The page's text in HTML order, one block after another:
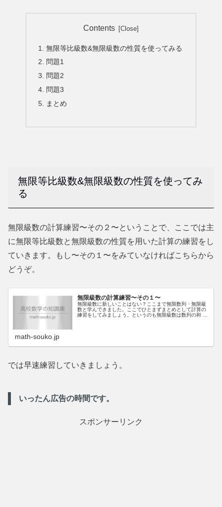
Contents
無限等比級数&無限級数の性質を使ってみる
問題1
問題2
問題3
まとめ
無限等比級数&無限級数の性質を使ってみ
る
無限級数の計算練習〜その２〜ということで、ここでは主
に無限等比級数と無限級数の性質を用いた計算の練習をし
ていきます。もし〜その１〜をみていなければこちらから
どうぞ。
無限級数の計算練習〜その１〜
無限級数に新しいことはない？ここまで無限数列・無限級
数と学んできました。ここでひとまずまとめとして計算の
練習をしてみましょう。というのも無限級数は数列の和 +
math-souko.jp
では早速練習していきましょう。
いったん広告の時間です。
スポンサーリンク